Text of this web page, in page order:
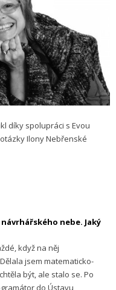
díky spolupráci s Evou
otázky Ilony Nebřenské
nebe. Jaký
když na něj
jsem matematicko-
být, ale stalo se. Po
do Ústavu